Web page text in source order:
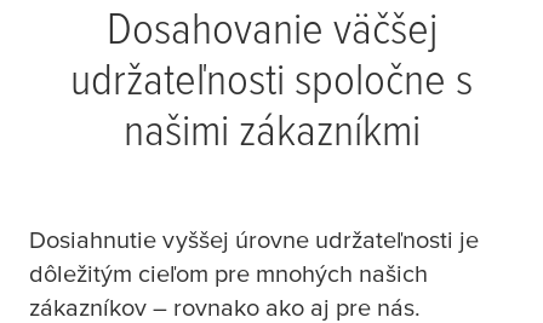
Dosahovanie väčšej
udržateľnosti spoločne s
našimi zákazníkmi
Dosiahnutie vyššej úrovne udržateľnosti je
dôležitým cieľom pre mnohých našich
zákazníkov – rovnako ako aj pre nás.